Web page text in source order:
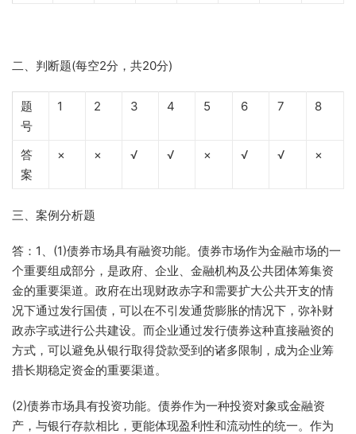
二、判断题(每空2分，共20分)
题
号
1 2 3 4 5 6 7 8
答
案
× × √ √ × √ √ ×
三、案例分析题
答：1、(1)债券市场具有融资功能。债券市场作为金融市场的一
个重要组成部分，是政府、企业、金融机构及公共团体筹集资
金的重要渠道。政府在出现财政赤字和需要扩大公共开支的情
况下通过发行国债，可以在不引发通货膨胀的情况下，弥补财
政赤字或进行公共建设。而企业通过发行债券这种直接融资的
方式，可以避免从银行取得贷款受到的诸多限制，成为企业筹
措长期稳定资金的重要渠道。
(2)债券市场具有投资功能。债券作为一种投资对象或金融资
产，与银行存款相比，更能体现盈利性和流动性的统一。作为